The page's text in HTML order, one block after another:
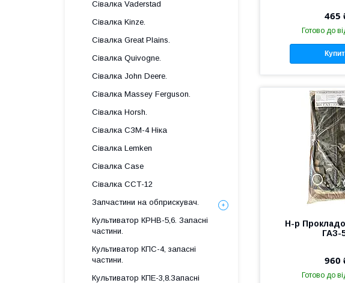
465
Готово до
Н-р
ГАЗ-
960
Готово до
Сівалка Vaderstad
Сівалка Kinze.
Сівалка Great Plains.
Сівалка Quivogne.
Сівалка John Deere.
Сівалка Massey Ferguson.
Сівалка Horsh.
Сівалка СЗМ-4 Ніка
Сівалка Lemken
Сівалка Case
Сівалка ССТ-12
Запчастини на обприскувач.
Культиватор КРНВ-5,6. Запасні
частини.
Культиватор КПС-4, запасні
частини.
Культиватор КПЕ-3,8.Запасні